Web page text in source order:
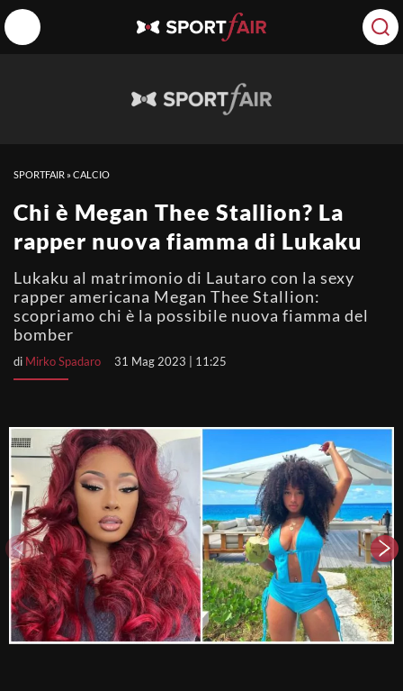
SPORTFAIR »CALCIO
Chi è Megan Thee Stallion? La
rapper nuova fiamma di Lukaku
Lukaku al matrimonio di Lautaro con la sexy
rapper americana Megan Thee Stallion:
scopriamo chi è la possibile nuova fiamma del
bomber
di Mirko Spadaro 31 Mag 2023 | 11:25